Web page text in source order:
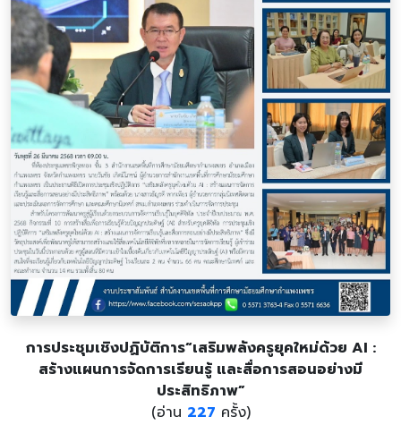
การประชุมเชิงปฏิบัติการ“เสริมพลังครูยุคใหม่ด้วย AI :
สร้างแผนการจัดการเรียนรู้ และสื่อการสอนอย่างมี
ประสิทธิภาพ”
(อ่าน 227 ครั้ง)